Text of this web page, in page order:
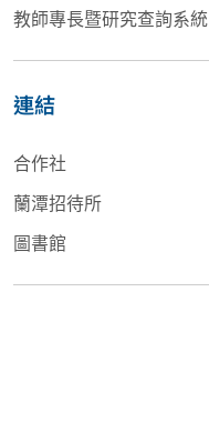
教師專長暨研究查詢系統
連結
合作社
蘭潭招待所
圖書館